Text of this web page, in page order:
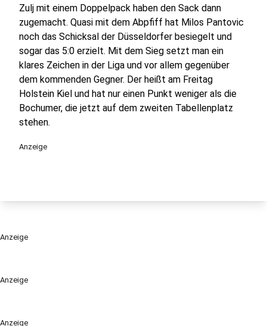
Anzeige
Anzeige
Zulj mit einem Doppelpack haben den Sack dann
zugemacht. Quasi mit dem Abpfiff hat Milos Pantovic
noch das Schicksal der Düsseldorfer besiegelt und
sogar das 5:0 erzielt. Mit dem Sieg setzt man ein
klares Zeichen in der Liga und vor allem gegenüber
dem kommenden Gegner. Der heißt am Freitag
Holstein Kiel und hat nur einen Punkt weniger als die
Bochumer, die jetzt auf dem zweiten Tabellenplatz
stehen.
Anzeige
Anzeige